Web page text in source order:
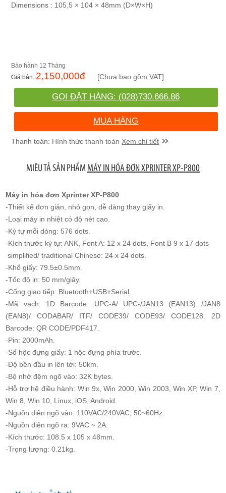
Dimensions : 105,5 × 104 × 48mm (D×W×H)
12 Tháng
2,150,000đ [Chưa bao gồm VAT]
GỌI ĐẶT HÀNG: (028)730.666.86
MUA HÀNG
Xem chi tiết
MIÊU TẢ SẢN PHẨM MÁY IN HÓA ĐƠN XPRINTER XP-P800
Máy in hóa đơn Xprinter XP-P800
-Thiết kế đơn giản, nhỏ gọn, dễ dàng thay giấy in.
-Loại máy in nhiệt có độ nét cao.
-Ký tự mỗi dòng: 576 dots.
-Kích thước ký tự: ANK, Font A: 12 x 24 dots, Font B 9 x 17 dots
simplified/ traditional Chinese: 24 x 24 dots.
-Khổ giấy: 79.5±0.5mm.
-Tốc độ in: 50 mm/giây.
-Cổng giao tiếp: Bluetooth+USB+Serial.
-Mã vạch: 1D Barcode: UPC-A/ UPC-/JAN13 (EAN13) /JAN8
(EAN8)/ CODABAR/ ITF/ CODE39/ CODE93/ CODE128. 2D
Barcode: QR CODE/PDF417.
-Pin: 2000mAh.
-Số hộc đựng giấy: 1 hộc đựng phía trước.
-Độ bền đầu in lên tới: 50km.
-Bộ nhớ đệm ngõ vào: 32K bytes.
-Hỗ trợ hệ điều hành: Win 9x, Win 2000, Win 2003, Win XP, Win 7,
Win 8, Win 10, Linux, iOS, Android.
-Nguồn điện ngõ vào: 110VAC/240VAC, 50~60Hz.
-Nguồn điện ngõ ra: 9VAC ~ 2A.
-Kích thước: 108.5 x 105 x 48mm.
-Trọng lượng: 0.21kg.